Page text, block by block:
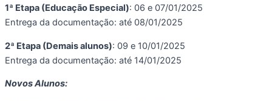
1ª Etapa (Educação Especial): 06 e 07/01/2025
Entrega da documentação: até 08/01/2025
2ª Etapa (Demais alunos): 09 e 10/01/2025
Entrega da documentação: até 14/01/2025
Novos Alunos: